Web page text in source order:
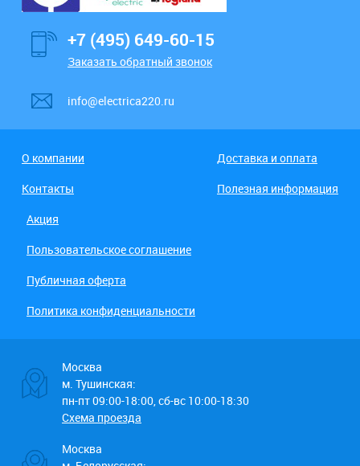
+7 (495) 649-60-15
Заказать обратный звонок
info@electrica220.ru
О компании
Доставка и оплата
Контакты
Полезная информация
Акция
Пользовательское соглашение
Публичная оферта
Политика конфиденциальности
Москва
м. Тушинская:
пн-пт 09:00-18:00, сб-вс 10:00-18:30
Схема проезда
Москва